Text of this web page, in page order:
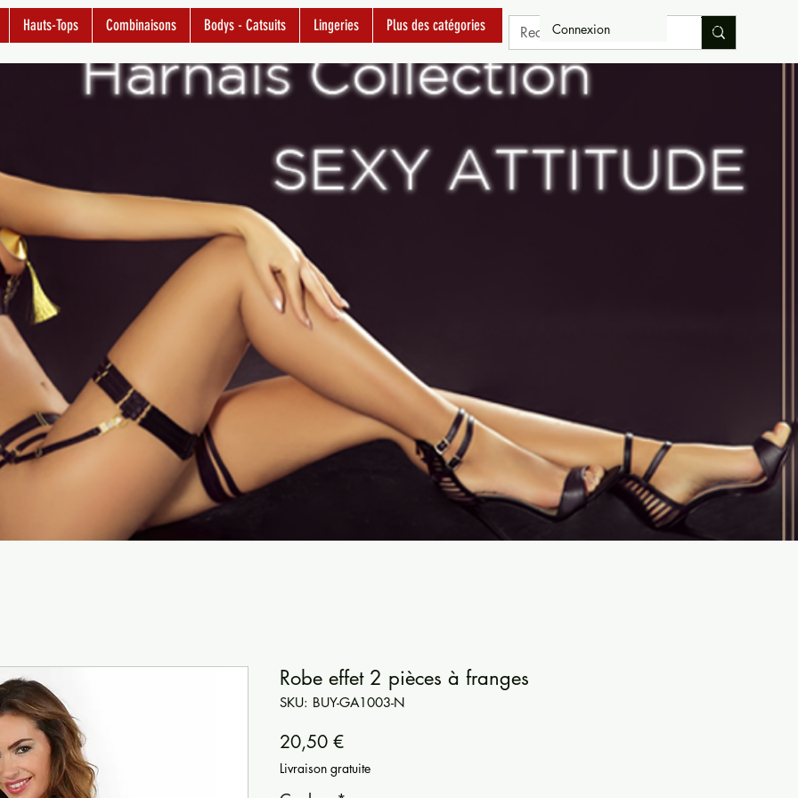
Hauts-Tops Combinaisons Bodys - Catsuits Lingeries Plus des catégories Connexion
Robe effet 2 pièces à franges
SKU: BUY-GA1003-N
20,50 €Prezzo
Livraison gratuite